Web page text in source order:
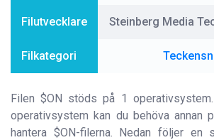
Filutvecklare Steinberg Media
Filkategori
Filen $ON stöds på 1
operativsystem kan du behöva annan
hantera $ON-filerna. Nedan följer en